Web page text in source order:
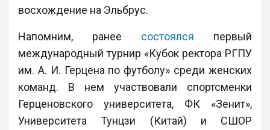
восхождение на Эльбрус.
Напомним, ранее состоялся первый
международный турнир «Кубок ректора РГПУ
им. А. И. Герцена по футболу» среди женских
команд. В нем участвовали спортсменки
Герценовского университета, ФК «Зенит»,
Университета Тунцзи (Китай) и СШОР